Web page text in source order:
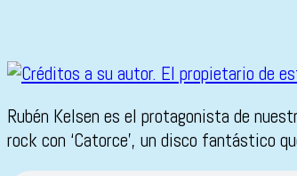
Rubén Kelsen es el protagonista de
rock con ‘Catorce’, un disco fantástico